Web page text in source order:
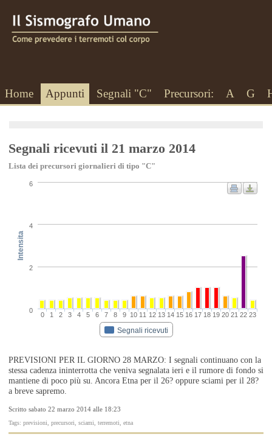
Home Appunti Segnali "C" Precursori: A G
Segnali ricevuti il 21 marzo 2014
Lista dei precursori giornalieri di tipo "C"
Intensita
Segnali ricevuti
0 1 2 3 4 5 6 7 8 9 10 11 12 13 14 15 16 17 18 19 20 21 22 23
0
2
4
6
PREVISIONI PER IL GIORNO 28 MARZO: I segnali continuano con la
stessa cadenza ininterrotta che veniva segnalata ieri e il rumore di fondo si
mantiene di poco più su. Ancora Etna per il 26? oppure sciami per il 28?
a breve sapremo.
Scritto sabato 22 marzo 2014 alle 18:23
Tags: previsioni, precursori, sciami, terremoti, etna